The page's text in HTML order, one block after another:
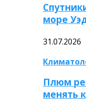
море
31.07.2026
Плюм
менять